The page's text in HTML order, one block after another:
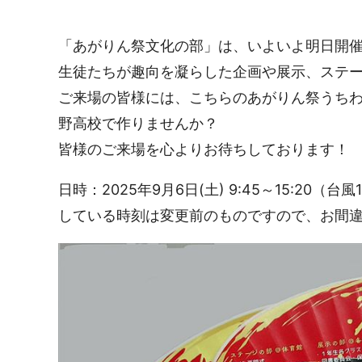
「あがりん祭文化の部」は、いよいよ明日開
生徒たちが趣向を凝らした企画や展示、ステ
ご来場の皆様には、こちらのあがりん祭うち
野高校で作りませんか？
皆様のご来場を心よりお待ちしております！
日時：2025年9月6日(土) 9:45～15:20（台風
している時刻は変更前のものですので、お間